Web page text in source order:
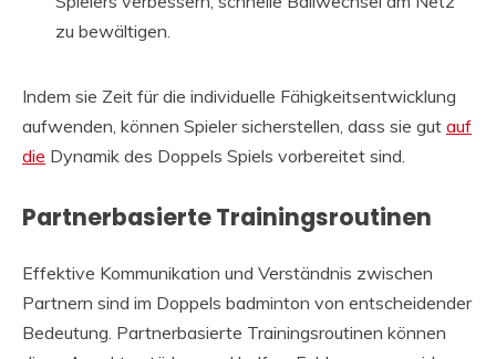
zu bewältigen.
Indem sie Zeit für die individuelle Fähigkeitsentwicklung
aufwenden, können Spieler sicherstellen, dass sie gut auf
die Dynamik des Doppels Spiels vorbereitet sind.
Partnerbasierte Trainingsroutinen
Effektive Kommunikation und Verständnis zwischen
Partnern sind im Doppels badminton von entscheidender
Bedeutung. Partnerbasierte Trainingsroutinen können